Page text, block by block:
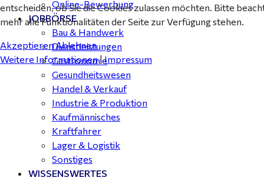
Online-Bewerbung
JOBBÖRSE
Bau & Handwerk
Dienstleistungen
Gastronomie
Gesundheitswesen
Handel & Verkauf
Industrie & Produktion
Kaufmännisches
Kraftfahrer
Lager & Logistik
Sonstiges
WISSENSWERTES
entscheiden, ob Sie die Cookies zulassen möchten. Bitte
mehr alle Funktionalitäten der Seite zur Verfügung stehen.
AkzeptierenAblehnen
Weitere Informationen|Impressum